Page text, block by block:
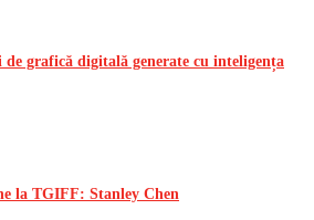
grafică digitală generate cu inteligența
la TGIFF: Stanley Chen